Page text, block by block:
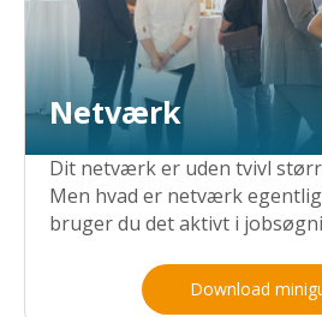
Netværk
Dit netværk er uden tvivl
Men hvad er netværk
bruger du det aktivt i
Download